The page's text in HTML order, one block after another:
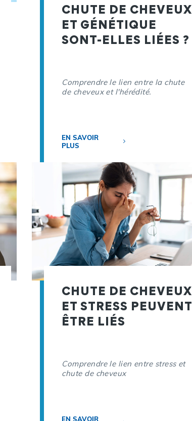
CHUTE DE CHEVEUX
ET GÉNÉTIQUE
SONT-ELLES LIÉES ?
Comprendre le lien entre la chute
de cheveux et l'hérédité.
EN SAVOIR
PLUS
CHUTE DE CHEVEUX
ET STRESS PEUVENT
ÊTRE LIÉS
Comprendre le lien entre stress et
chute de cheveux
EN SAVOIR